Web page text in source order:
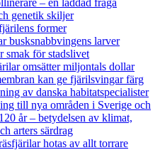
genetik skiljer
former
busksnabbvingens larver
smak för stadslivet
omsätter miljontals dollar
kan ge fjärilsvingar färg
av danska habitatspecialister
till nya områden i Sverige och
år– betydelsen av klimat,
arters särdrag
hotas av allt torrare